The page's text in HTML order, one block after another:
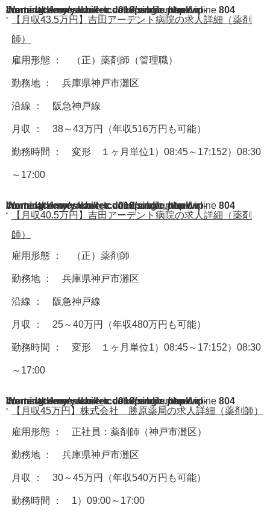
Warning: A non-numeric value encountered in
/home/acdmy/yaku-rec.com/public_html/wp-content/themes/chill_tcd016/single.phpon line 804
【月収43.5万円】吉田アーデント病院の求人詳細（薬剤
師）
雇用形態 ： （正）薬剤師（管理職）
勤務地 ： 兵庫県神戸市灘区
沿線 ： 阪急神戸線
月収 ： 38～43万円（年収516万円も可能）
勤務時間 ： 変形 １ヶ月単位1）08:45～17:152）08:30
～17:00
Warning: A non-numeric value encountered in
/home/acdmy/yaku-rec.com/public_html/wp-content/themes/chill_tcd016/single.phpon line 804
【月収40.5万円】吉田アーデント病院の求人詳細（薬剤
師）
雇用形態 ： （正）薬剤師
勤務地 ： 兵庫県神戸市灘区
沿線 ： 阪急神戸線
月収 ： 25～40万円（年収480万円も可能）
勤務時間 ： 変形 １ヶ月単位1）08:45～17:152）08:30
～17:00
Warning: A non-numeric value encountered in
/home/acdmy/yaku-rec.com/public_html/wp-content/themes/chill_tcd016/single.phpon line 804
【月収45万円】株式会社 勝原薬局の求人詳細（薬剤師）
雇用形態 ： 正社員：薬剤師（神戸市灘区）
勤務地 ： 兵庫県神戸市灘区
月収 ： 30～45万円（年収540万円も可能）
勤務時間 ： 1）09:00～17:00